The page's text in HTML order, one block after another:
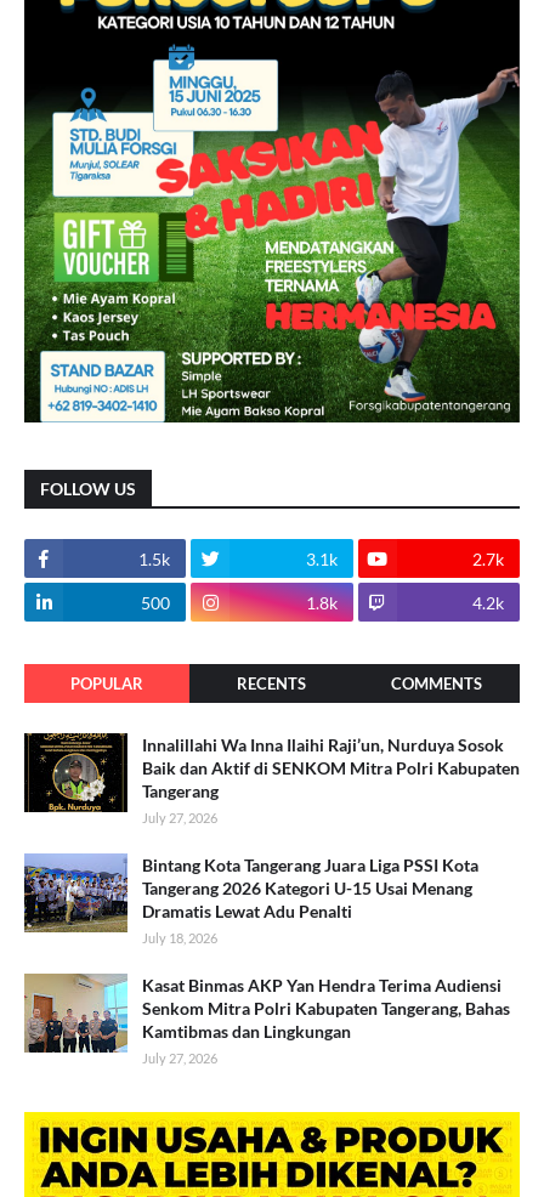
FOLLOW US
1.5k 3.1k 2.7k
500 1.8k 4.2k
POPULAR RECENTS COMMENTS
Innalillahi Wa Inna Ilaihi Raji’un, Nurduya Sosok
Baik dan Aktif di SENKOM Mitra Polri Kabupaten
Tangerang
July 27, 2026
Bintang Kota Tangerang Juara Liga PSSI Kota
Tangerang 2026 Kategori U-15 Usai Menang
Dramatis Lewat Adu Penalti
July 18, 2026
Kasat Binmas AKP Yan Hendra Terima Audiensi
Senkom Mitra Polri Kabupaten Tangerang, Bahas
Kamtibmas dan Lingkungan
July 27, 2026